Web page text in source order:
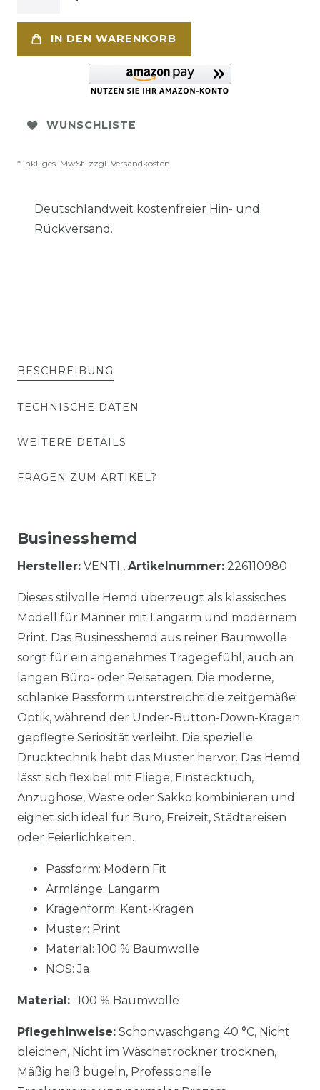
IN DEN WARENKORB
WUNSCHLISTE
* inkl. ges. MwSt. zzgl. Versandkosten
Deutschlandweit kostenfreier Hin- und
Rückversand.
BESCHREIBUNG
TECHNISCHE DATEN
WEITERE DETAILS
FRAGEN ZUM ARTIKEL?
Businesshemd
Hersteller: VENTI , Artikelnummer: 226110980
Dieses stilvolle Hemd überzeugt als klassisches
Modell für Männer mit Langarm und modernem
Print. Das Businesshemd aus reiner Baumwolle
sorgt für ein angenehmes Tragegefühl, auch an
langen Büro- oder Reisetagen. Die moderne,
schlanke Passform unterstreicht die zeitgemäße
Optik, während der Under-Button-Down-Kragen
gepflegte Seriosität verleiht. Die spezielle
Drucktechnik hebt das Muster hervor. Das Hemd
lässt sich flexibel mit Fliege, Einstecktuch,
Anzughose, Weste oder Sakko kombinieren und
eignet sich ideal für Büro, Freizeit, Städtereisen
oder Feierlichkeiten.
Passform: Modern Fit
Armlänge: Langarm
Kragenform: Kent-Kragen
Muster: Print
Material: 100 % Baumwolle
NOS: Ja
Material: 100 % Baumwolle
Pflegehinweise: Schonwaschgang 40 °C, Nicht
bleichen, Nicht im Wäschetrockner trocknen,
Mäßig heiß bügeln, Professionelle